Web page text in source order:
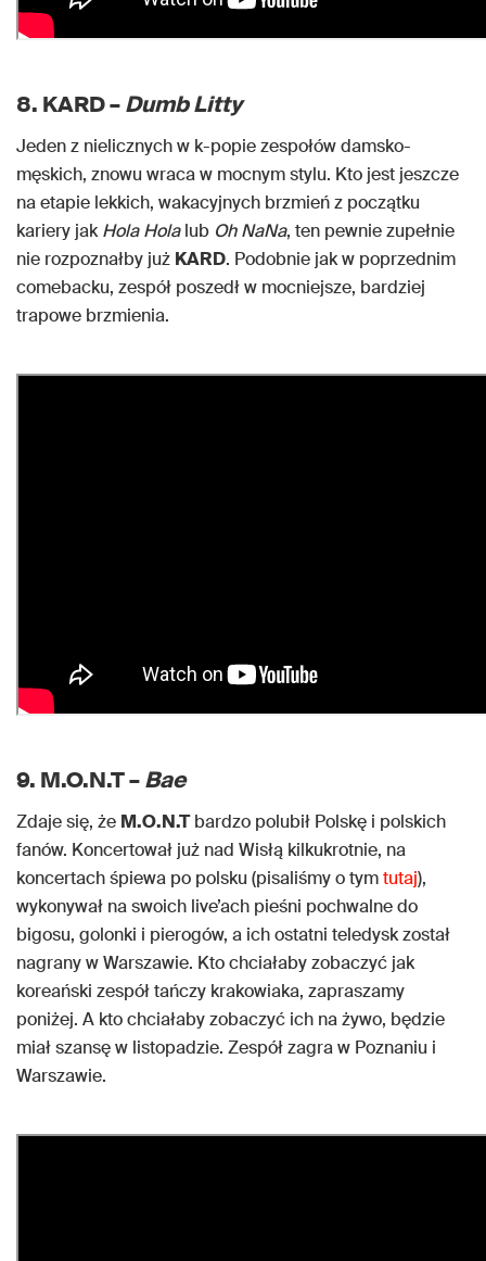
8. KARD –Dumb Litty
Jeden z nielicznych w k-popie zespołów damsko-
męskich, znowu wraca w mocnym stylu. Kto jest jeszcze
na etapie lekkich, wakacyjnych brzmień z początku
kariery jakHola Holalub Oh NaNa, ten pewnie zupełnie
nie rozpoznałby już KARD. Podobnie jak w poprzednim
comebacku, zespół poszedł w mocniejsze, bardziej
trapowe brzmienia.
9. M.O.N.T –Bae
Zdaje się, że M.O.N.Tbardzo polubił Polskę i polskich
fanów. Koncertował już nad Wisłą kilkukrotnie, na
koncertach śpiewa po polsku (pisaliśmy o tymtutaj),
wykonywał na swoich live’ach pieśni pochwalne do
bigosu, golonki i pierogów, a ich ostatni teledysk został
nagrany w Warszawie. Kto chciałaby zobaczyć jak
koreański zespół tańczy krakowiaka, zapraszamy
poniżej. A kto chciałaby zobaczyć ich na żywo, będzie
miał szansę w listopadzie. Zespół zagra w Poznaniu i
Warszawie.